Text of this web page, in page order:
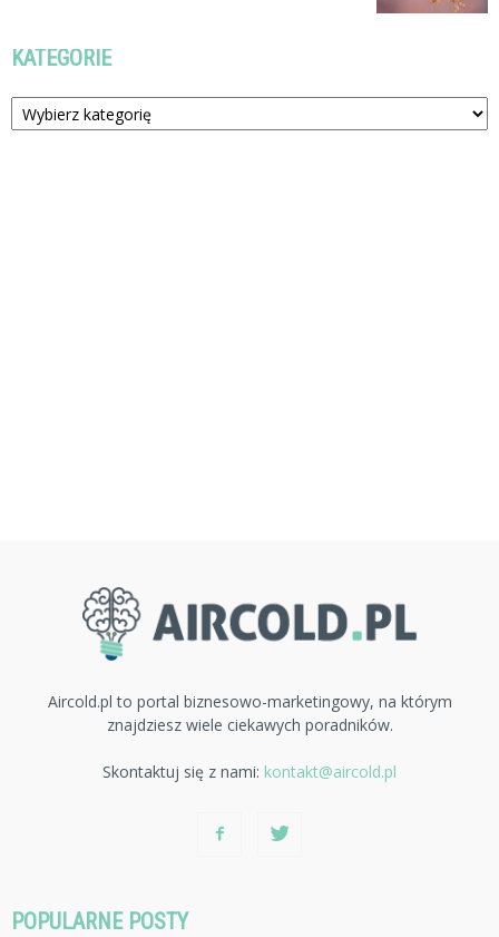
KATEGORIE
Kategorie
Aircold.pl to portal biznesowo-marketingowy, na którym
znajdziesz wiele ciekawych poradników.
Skontaktuj się z nami: kontakt@aircold.pl
POPULARNE POSTY